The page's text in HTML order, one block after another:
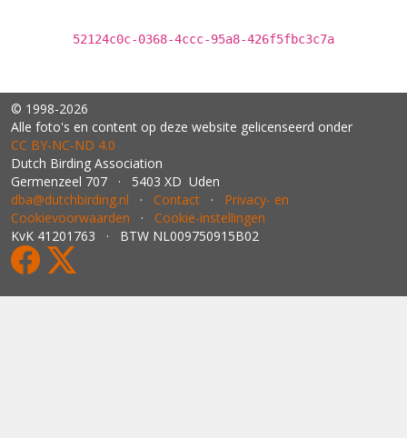
52124c0c-0368-4ccc-95a8-426f5fbc3c7a
© 1998-2026
Alle foto's en content op deze website gelicenseerd onder
CC BY‑NC‑ND 4.0
Dutch Birding Association
Germenzeel 707 · 5403 XD Uden
dba@dutchbirding.nl · Contact · Privacy- en
Cookievoorwaarden · Cookie-instellingen
KvK 41201763 · BTW NL009750915B02